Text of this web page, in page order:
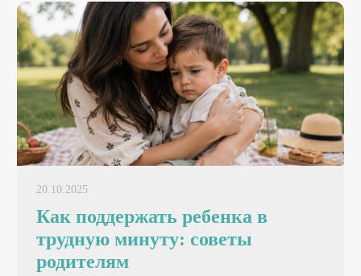
20.10.2025
Как поддержать ребенка в
трудную минуту: советы
родителям